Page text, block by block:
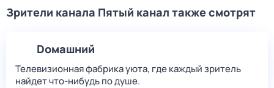
Зрители канала Пятый канал также смотрят
Dомашний
Телевизионная фабрика уюта, где каждый зритель
найдет что‑нибудь по душе.